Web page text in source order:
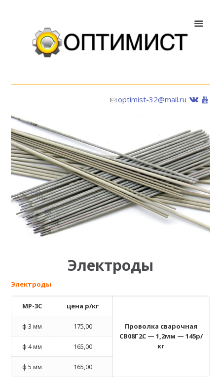
optimist-32@mail.ru
Электроды
Электроды
МР-3С цена р/кг
Проволка сварочная
СВ08Г2С — 1,2мм — 145р/
кг
ф 3 мм 175,00
ф 4 мм 165,00
ф 5 мм 165,00